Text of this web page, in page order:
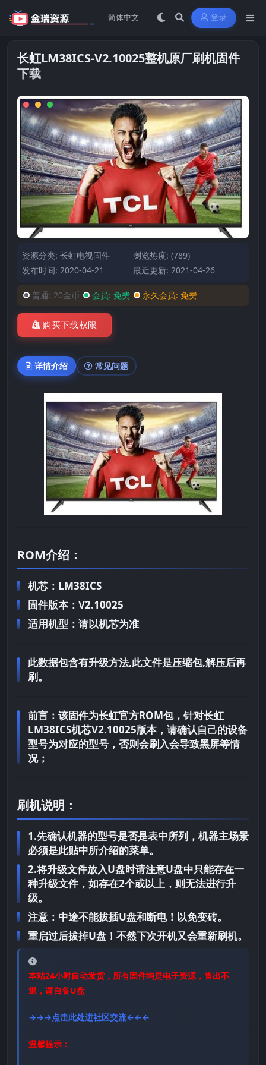
登录
长虹LM38ICS-V2.10025整机原厂刷机固件
下载
资源分类: 长虹电视固件
浏览热度: (789)
发布时间: 2020-04-21
最近更新: 2021-04-26
普通: 20金币 会员: 免费 永久会员: 免费
购买下载权限
详情介绍 常见问题
ROM介绍：
机芯：LM38ICS
固件版本：V2.10025
适用机型：请以机芯为准
此数据包含有升级方法,此文件是压缩包,解压后再
刷。
前言： 该固件为长虹官方ROM包，针对长虹
LM38ICS机芯V2.10025版本，请确认自己的设备
型号为对应的型号，否则会刷入会导致黑屏等情
况；
刷机说明：
1.先确认机器的型号是否是表中所列，机器主场景
必须是此贴中所介绍的菜单。
2.将升级文件放入U盘时请注意U盘中只能存在一
种升级文件，如存在2个或以上，则无法进行升
级。
注意：中途不能拔插U盘和断电！以免变砖。
重启过后拔掉U盘！不然下次开机又会重新刷机。
本站24小时自动发货，所有固件均是电子资源，售出不
退，请自备U盘
→→→点击此处进社区交流←←←
温馨提示：